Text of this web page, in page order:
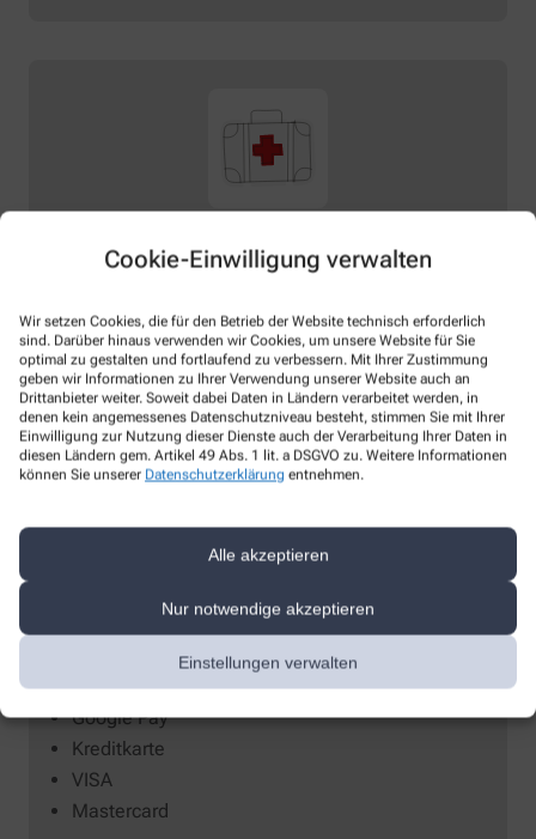
Cookie-Einwilligung verwalten
Wir setzen Cookies, die für den Betrieb der Website technisch erforderlich
sind. Darüber hinaus verwenden wir Cookies, um unsere Website für Sie
optimal zu gestalten und fortlaufend zu verbessern. Mit Ihrer Zustimmung
geben wir Informationen zu Ihrer Verwendung unserer Website auch an
Drittanbieter weiter. Soweit dabei Daten in Ländern verarbeitet werden, in
denen kein angemessenes Datenschutzniveau besteht, stimmen Sie mit Ihrer
Einwilligung zur Nutzung dieser Dienste auch der Verarbeitung Ihrer Daten in
diesen Ländern gem. Artikel 49 Abs. 1 lit. a DSGVO zu. Weitere Informationen
können Sie unserer Datenschutzerklärung entnehmen.
Alle akzeptieren
Nur notwendige akzeptieren
Einstellungen verwalten
Verleih
Babywaagen
EC-Karte
Google Pay
Kreditkarte
VISA
Mastercard